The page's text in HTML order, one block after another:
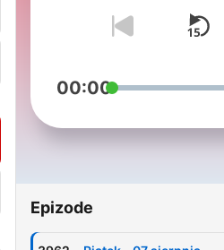
00:00
Epizode